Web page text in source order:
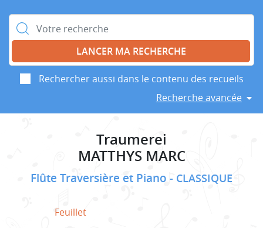
Rechercher :
Rechercher aussi dans le contenu des recueils
Recherche avancée
Traumerei
MATTHYS MARC
Flûte Traversière et Piano CLASSIQUE
Feuillet